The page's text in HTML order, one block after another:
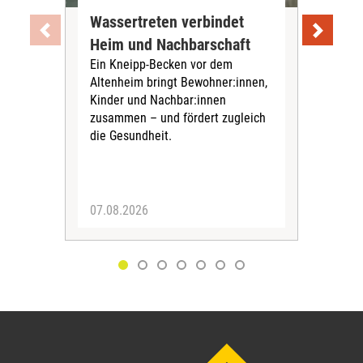
Wassertreten verbindet
Heim und Nachbarschaft
Ein Kneipp-Becken vor dem
Altenheim bringt Bewohner:innen,
Kinder und Nachbar:innen
zusammen – und fördert zugleich
die Gesundheit.
07.08.2026